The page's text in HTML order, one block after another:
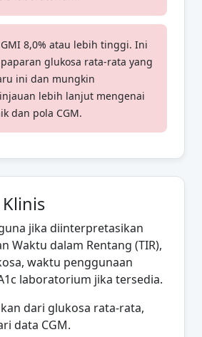
GMI 8,0% atau lebih tinggi. Ini
glukosa rata-rata yang
ini dan mungkin
lebih lanjut mengenai
dan pola CGM.
jika diinterpretasikan
Waktu dalam Rentang (TIR),
waktu penggunaan
laboratorium jika tersedia.
dari glukosa rata-rata,
data CGM.